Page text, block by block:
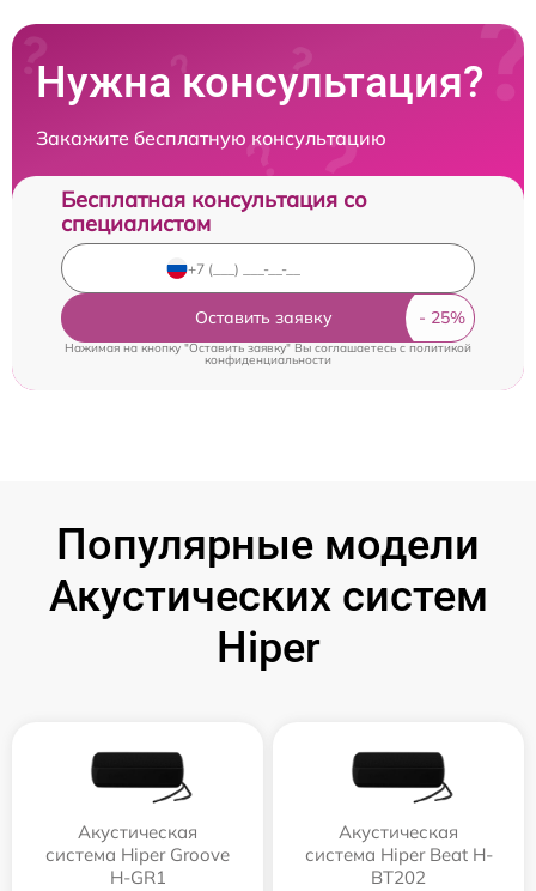
Нужна консультация?
Закажите бесплатную консультацию
Бесплатная консультация со
специалистом
Оставить заявку
Нажимая на кнопку "Оставить заявку" Вы соглашаетесь c политикой
конфиденциальности
Популярные модели
Акустических систем
Hiper
Акустическая
система Hiper Groove
H-GR1
Акустическая
система Hiper Beat H-
BT202